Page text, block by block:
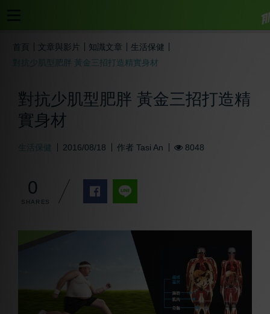
首頁 文章與影片 知識文章
生活保健
對抗少肌型肥胖 黃金三招打造精實身材
對抗少肌型肥胖 黃金三招打造精
實身材
生活保健 2016/08/18 作者 Tasi An 8048
0